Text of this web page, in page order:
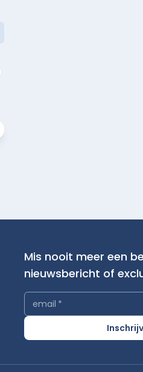
Mis nooit meer een
nieuwsbericht of
email *